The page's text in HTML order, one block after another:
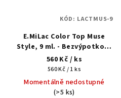
E.MiLac Color Top Muse
Style, 9 ml. - Bezvýpotkový
barevný top
560 Kč / ks
Měrná
cena:
560 Kč / 1 ks
Momentálně nedostupné
(>5 ks)
KÓD: LACTMUS-9